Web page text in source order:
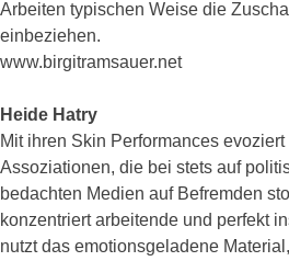
Arbeiten typischen Weise die
einbeziehen.
www.birgitramsauer.net
Heide Hatry
Mit ihren Skin Performances
Assoziationen, die bei stets auf
bedachten Medien auf Befremden
konzentriert arbeitende und perfekt
nutzt das emotionsgeladene